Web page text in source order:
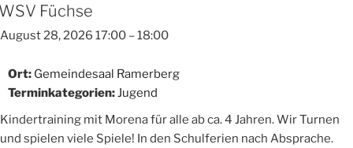
Füchse
August 28, 2026 17:00 –18:00
Ort: Gemeindesaal Ramerberg
Terminkategorien: Jugend
Kindertraining mit Morena für alle ab ca. 4 Jahren. Wir Turnen
und spielen viele Spiele! In den Schulferien nach Absprache.